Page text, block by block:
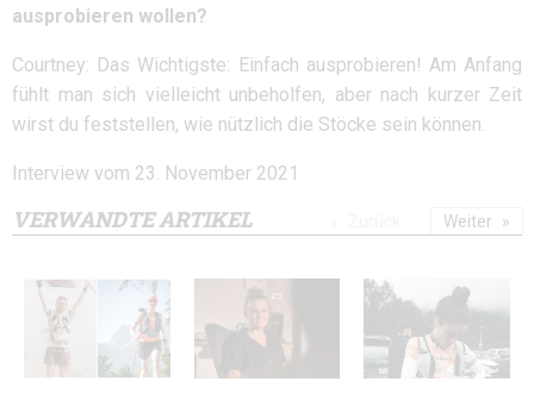
ausprobieren wollen?
Courtney: Das Wichtigste: Einfach ausprobieren! Am Anfang
fühlt man sich vielleicht unbeholfen, aber nach kurzer Zeit
wirst du feststellen, wie nützlich die Stöcke sein können.
Interview vom 23. November 2021
VERWANDTE ARTIKEL Weiter